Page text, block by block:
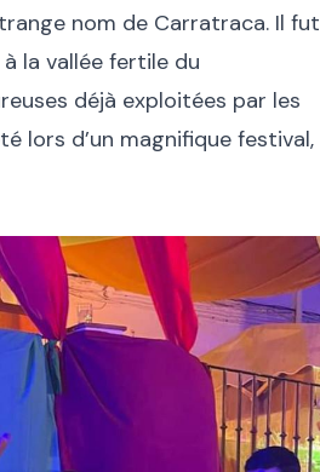
nom de Carratraca. Il fut
la vallée fertile du
déjà exploitées par les
lors d’un magnifique festival,